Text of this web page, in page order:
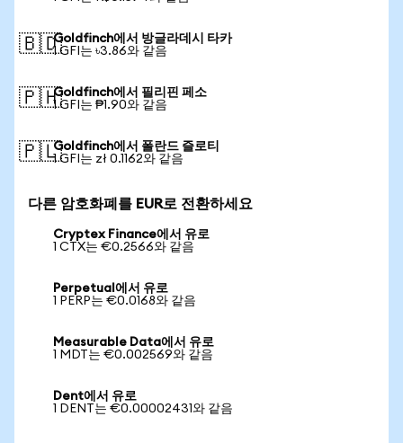
🇧🇩Goldfinch에서 방글라데시 타카
1 GFI는 ৳3.86와 같음
🇵🇭Goldfinch에서 필리핀 페소
1 GFI는 ₱1.90와 같음
🇵🇱Goldfinch에서 폴란드 즐로티
1 GFI는 zł 0.1162와 같음
다른 암호화폐를 EUR로 전환하세요
Cryptex Finance에서 유로
1 CTX는 €0.2566와 같음
Perpetual에서 유로
1 PERP는 €0.0168와 같음
Measurable Data에서 유로
1 MDT는 €0.002569와 같음
Dent에서 유로
1 DENT는 €0.00002431와 같음